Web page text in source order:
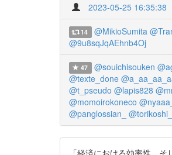
2023-05-25 16:35:38
14 @MikioSumita
@9u8sqJqAEhnb4Oj
47 @souichisouken
@texte_done
@t_pseudo @lapis828
@momoirokoneco
@panglossian_
「経済における効率性、